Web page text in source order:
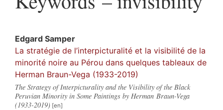
Edgard Samper
La stratégie de l’interpicturalité et la visibilité de la
minorité noire au Pérou dans quelques tableaux de
Herman Braun-Vega (1933-2019)
The Strategy of Interpicturality and the Visibility of the Black
Peruvian Minority in Some Paintings by Herman Braun-Vega
(1933-2019)